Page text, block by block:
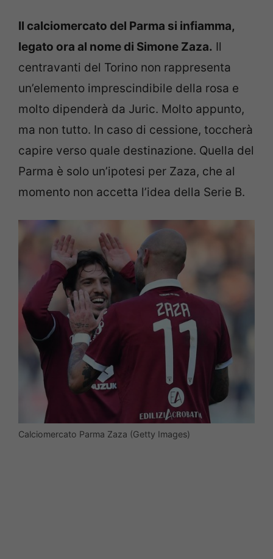
Il calciomercato del Parma si infiamma,
legato ora al nome di Simone Zaza. Il
centravanti del Torino non rappresenta
un’elemento imprescindibile della rosa e
molto dipenderà da Juric. Molto appunto,
ma non tutto. In caso di cessione, toccherà
capire verso quale destinazione. Quella del
Parma è solo un’ipotesi per Zaza, che al
momento non accetta l’idea della Serie B.
Calciomercato Parma Zaza (Getty Images)